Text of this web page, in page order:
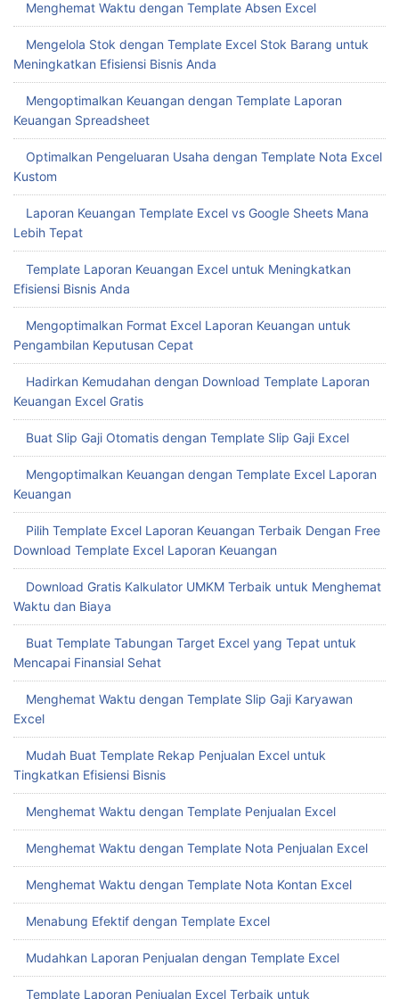
Meningkatkan Produktivitas Bisnis Anda
Mudahnya Download Template Absensi Excel untuk Kelola
Kehadiran Karyawan
Mengatur Stok Barang dengan Template Stok Barang Excel
Menghemat Waktu dengan Template Absen Excel
Mengelola Stok dengan Template Excel Stok Barang untuk
Meningkatkan Efisiensi Bisnis Anda
Mengoptimalkan Keuangan dengan Template Laporan
Keuangan Spreadsheet
Optimalkan Pengeluaran Usaha dengan Template Nota Excel
Kustom
Laporan Keuangan Template Excel vs Google Sheets Mana
Lebih Tepat
Template Laporan Keuangan Excel untuk Meningkatkan
Efisiensi Bisnis Anda
Mengoptimalkan Format Excel Laporan Keuangan untuk
Pengambilan Keputusan Cepat
Hadirkan Kemudahan dengan Download Template Laporan
Keuangan Excel Gratis
Buat Slip Gaji Otomatis dengan Template Slip Gaji Excel
Mengoptimalkan Keuangan dengan Template Excel Laporan
Keuangan
Pilih Template Excel Laporan Keuangan Terbaik Dengan Free
Download Template Excel Laporan Keuangan
Download Gratis Kalkulator UMKM Terbaik untuk Menghemat
Waktu dan Biaya
Buat Template Tabungan Target Excel yang Tepat untuk
Mencapai Finansial Sehat
Menghemat Waktu dengan Template Slip Gaji Karyawan
Excel
Mudah Buat Template Rekap Penjualan Excel untuk
Tingkatkan Efisiensi Bisnis
Menghemat Waktu dengan Template Penjualan Excel
Menghemat Waktu dengan Template Nota Penjualan Excel